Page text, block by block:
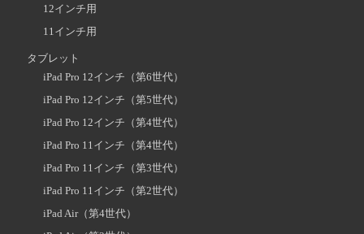
12インチ用
11インチ用
タブレット
iPad Pro 12インチ（第6世代）
iPad Pro 12インチ（第5世代）
iPad Pro 12インチ（第4世代）
iPad Pro 11インチ（第4世代）
iPad Pro 11インチ（第3世代）
iPad Pro 11インチ（第2世代）
iPad Air（第4世代）